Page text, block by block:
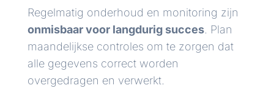
Regelmatig onderhoud en monitoring zijn
onmisbaar voor langdurig succes. Plan
maandelijkse controles om te zorgen dat
alle gegevens correct worden
overgedragen en verwerkt.